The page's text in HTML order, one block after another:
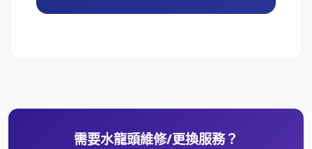
需要水龍頭維修/更換服務？